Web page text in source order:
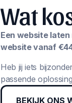
Wat
Een website
website vanaf
Heb jij iets
passende
BEKIJK ONS